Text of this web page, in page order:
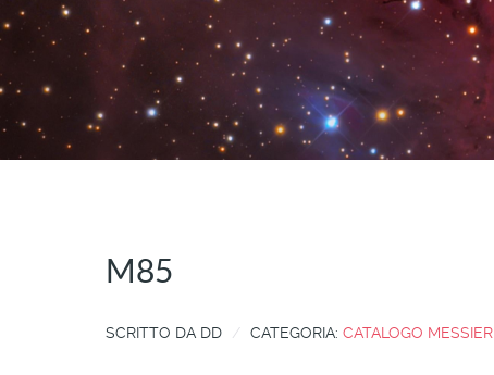
M85
SCRITTO DA DD CATEGORIA: CATALOGO MESSIER